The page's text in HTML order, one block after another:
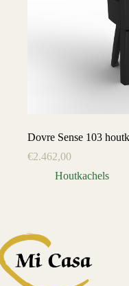
Dovre Sense 103
€2.462,00
Houtkachels